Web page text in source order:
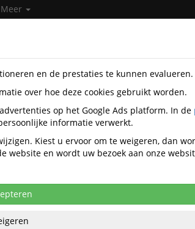
Pla Filamenten Elegoo D-109393440019
1kg
11
en de prestaties te kunnen evalueren.
over hoe deze cookies gebruikt worden.
op het Google Ads platform. In de
informatie verwerkt.
Kiest u ervoor om te weigeren, dan
website en wordt uw bezoek aan onze